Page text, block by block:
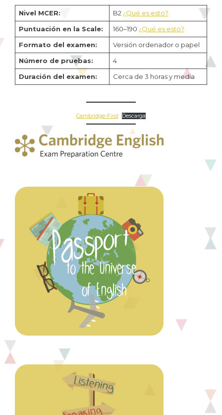
Nivel MCER: B2 ¿Qué es esto?
Puntuación en la Scale:
160–190 ¿Qué es esto?
Formato del examen:
Versión ordenador o papel
Número de pruebas:
4
Duración del examen:
Cerca de 3 horas y media
Cambridge-First Descarga